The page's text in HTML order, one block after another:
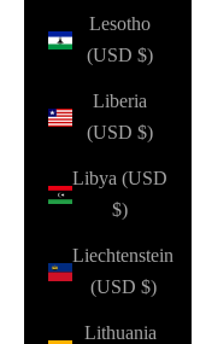
Lesotho
(USD $)
Liberia
(USD $)
Libya (USD
$)
Liechtenstein
(USD $)
Lithuania